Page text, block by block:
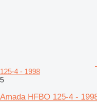
125-4 - 1998
5
Amada HFBO 125-4 -